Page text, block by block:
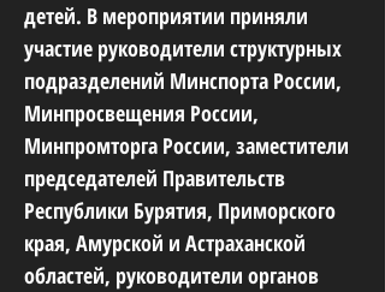
детей. В мероприятии приняли
участие руководители структурных
подразделений Минспорта России,
Минпросвещения России,
Минпромторга России, заместители
председателей Правительств
Республики Бурятия, Приморского
края, Амурской и Астраханской
областей, руководители органов